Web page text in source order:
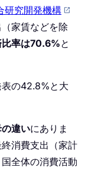
研究開発機構
家賃などを除
比率は70.6%と
の42.8%と大
違いにありま
消費支出（家計
全体の消費活動